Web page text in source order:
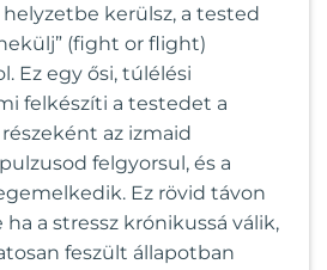
kerülsz, a tested
(fight or flight)
Ez egy ősi, túlélési
felkészíti a testedet a
az izmaid
felgyorsul, és a
Ez rövid távon
ha a stressz krónikussá válik,
feszült állapotban